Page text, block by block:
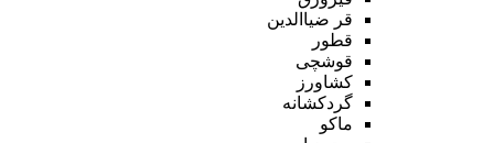
قر ضیاالدین
قطور
قوشچی
کشاورز
گردکشانه
ماکو